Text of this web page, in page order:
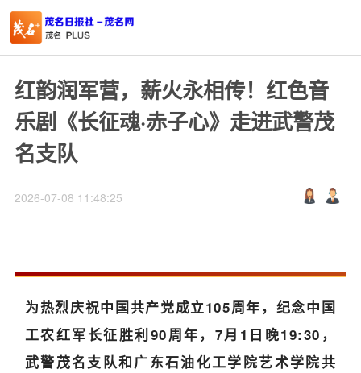
红韵润军营，薪火永相传！红色音
乐剧《长征魂·赤子心》走进武警茂
名支队
2026-07-08 11:48:25
为热烈庆祝中国共产党成立105周年，纪念中国
工农红军长征胜利90周年，7月1日晚19:30，
武警茂名支队和广东石油化工学院艺术学院共